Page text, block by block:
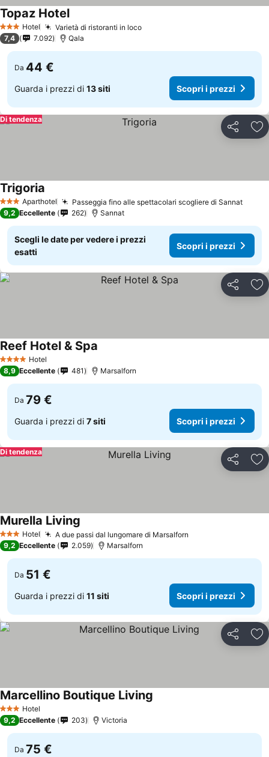
3 StelleHotel Varietà di ristoranti in loco
Topaz Hotel
7,4 7.092 Qala
Da 44 €
Guarda i prezzi di 13 siti Scopri i prezzi
Condividi
Di tendenza
3 StelleAparthotel Passeggia fino alle spettacolari scogliere di Sannat
Trigoria
9,2 Eccellente 262 Sannat
Scegli le date per vedere i prezzi
esatti
Scopri i prezzi
Condividi
4 Stelle Hotel
Reef Hotel & Spa
8,9 Eccellente 481 Marsalforn
Da 79 €
Guarda i prezzi di 7 siti Scopri i prezzi
Condividi
Di tendenza
3 StelleHotel A due passi dal lungomare di Marsalforn
Murella Living
9,2 Eccellente 2.059 Marsalforn
Da 51 €
Guarda i prezzi di 11 siti Scopri i prezzi
Condividi
3 StelleHotel
Marcellino Boutique Living
9,2 Eccellente 203 Victoria
Da 75 €